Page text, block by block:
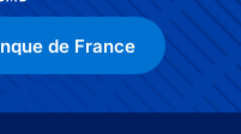
de France